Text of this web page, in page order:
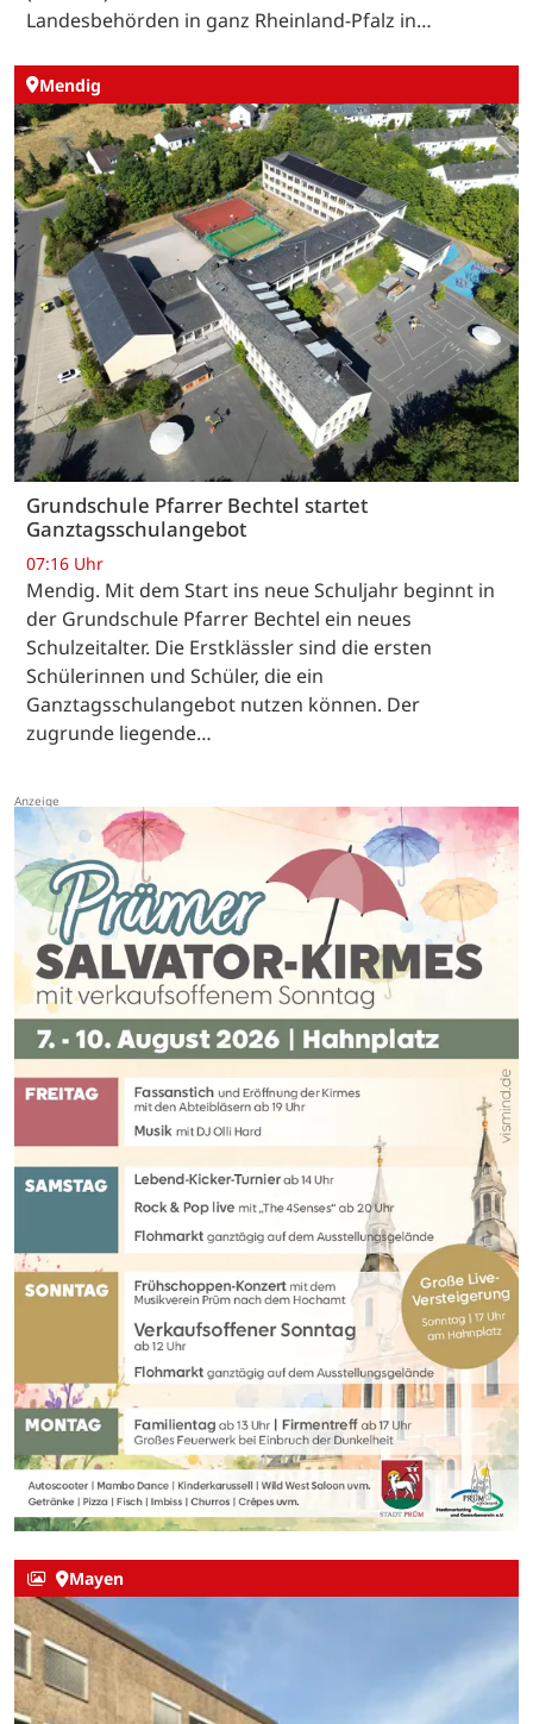
Landesbehörden in ganz Rheinland-Pfalz in…
Mendig
Grundschule Pfarrer Bechtel startet
Ganztagsschulangebot
07:16 Uhr
Mendig. Mit dem Start ins neue Schuljahr beginnt in
der Grundschule Pfarrer Bechtel ein neues
Schulzeitalter. Die Erstklässler sind die ersten
Schülerinnen und Schüler, die ein
Ganztagsschulangebot nutzen können. Der
zugrunde liegende…
Mayen